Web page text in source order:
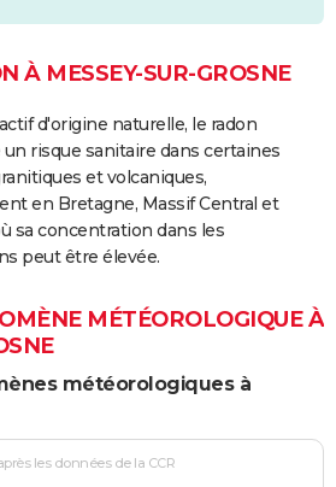
À MESSEY-SUR-GROSNE
d'origine naturelle, le radon
risque sanitaire dans certaines
et volcaniques,
en Bretagne, Massif Central et
sa concentration dans les
peut être élevée.
MÉTÉOROLOGIQUE À
météorologiques à
les données de la CCR